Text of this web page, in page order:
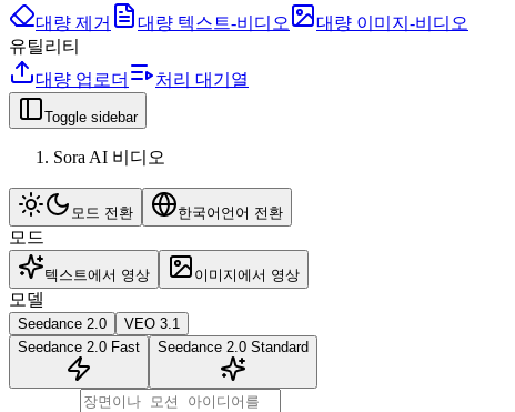
대량 제거
대량 텍스트-비디오
대량 이미지-비디오
유틸리티
대량 업로더
처리 대기열
Toggle sidebar
Sora AI 비디오
모드 전환 한국어 언어 전환
모드
텍스트에서 영상 이미지에서 영상
모델
Seedance 2.0
VEO 3.1
Seedance 2.0 Fast
Seedance 2.0 Standard